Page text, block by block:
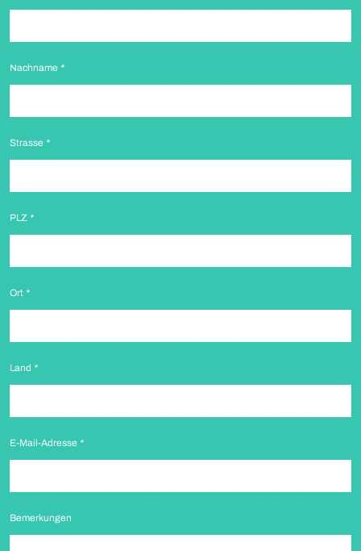
Nachname *
Strasse *
PLZ *
Ort *
Land *
E-Mail-Adresse *
Bemerkungen